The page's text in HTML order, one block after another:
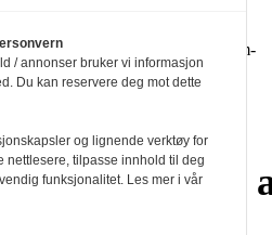
kulturråd, i tillegg til økonomisk
og
etter Redaktør- og Vær Varsom-
aa
aa
aa
/ annonser bruker vi informasjon
Du kan reservere deg mot dette
og lignende verktøy for
nettlesere, tilpasse innhold til deg
funksjonalitet. Les mer i vår